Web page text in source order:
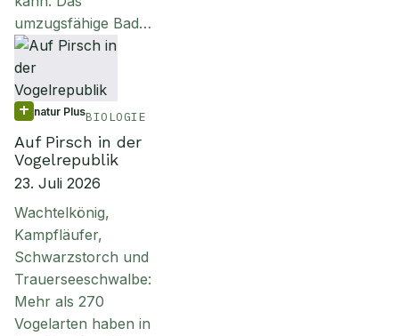
umzugsfähige Bad…
natur PlusBIOLOGIE
Auf Pirsch in der
Vogelrepublik
23. Juli 2026
Wachtelkönig,
Kampfläufer,
Schwarzstorch und
Trauerseeschwalbe:
Mehr als 270
Vogelarten haben in